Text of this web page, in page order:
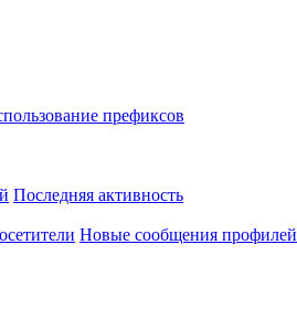
префиксов
Последняя активность
Новые сообщения профилей